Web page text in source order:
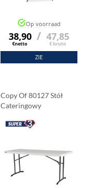
Op voorraad
38,90
€netto
/ 47,85
€ bruto
ZIE
Copy Of 80127 Stół
Cateringowy